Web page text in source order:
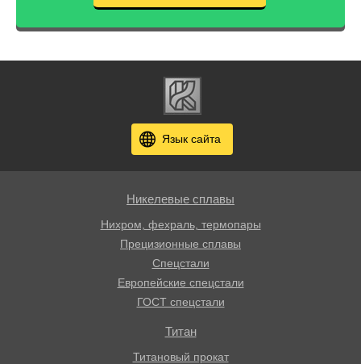
Язык сайта
Никелевые сплавы
Нихром, фехраль, термопары
Прецизионные сплавы
Спецстали
Европейские спецстали
ГОСТ спецстали
Титан
Титановый прокат